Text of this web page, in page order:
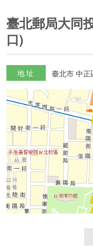
臺北郵局大同
口)
地址 臺北市 中